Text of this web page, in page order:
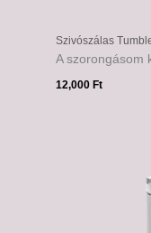
Szivószálas
A szorongásom
12,000 Ft